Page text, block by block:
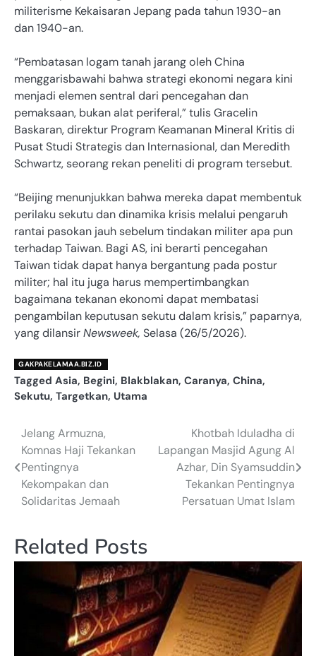
militerisme Kekaisaran Jepang pada tahun 1930-an
dan 1940-an.
“Pembatasan logam tanah jarang oleh China
menggarisbawahi bahwa strategi ekonomi negara kini
menjadi elemen sentral dari pencegahan dan
pemaksaan, bukan alat periferal,” tulis Gracelin
Baskaran, direktur Program Keamanan Mineral Kritis di
Pusat Studi Strategis dan Internasional, dan Meredith
Schwartz, seorang rekan peneliti di program tersebut.
“Beijing menunjukkan bahwa mereka dapat membentuk
perilaku sekutu dan dinamika krisis melalui pengaruh
rantai pasokan jauh sebelum tindakan militer apa pun
terhadap Taiwan. Bagi AS, ini berarti pencegahan
Taiwan tidak dapat hanya bergantung pada postur
militer; hal itu juga harus mempertimbangkan
bagaimana tekanan ekonomi dapat membatasi
pengambilan keputusan sekutu dalam krisis,” paparnya,
yang dilansirNewsweek, Selasa (26/5/2026).
GAKPAKELAMAA.BIZ.ID
Tagged Asia, Begini, Blakblakan, Caranya, China,
Sekutu, Targetkan, Utama
Navigasi
pos
Jelang Armuzna,
Komnas Haji Tekankan
Pentingnya
Kekompakan dan
Solidaritas Jemaah
Khotbah Iduladha di
Lapangan Masjid Agung Al
Azhar, Din Syamsuddin
Tekankan Pentingnya
Persatuan Umat Islam
Related Posts